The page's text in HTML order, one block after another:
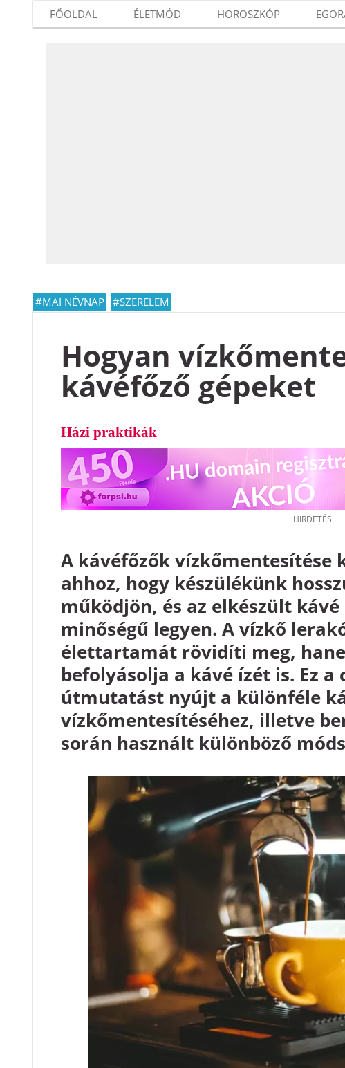
FŐOLDAL ÉLETMÓD HOROSZKÓP
Hogyan
kávéfőző gépeket
Házi praktikák
A kávéfőzők vízkőmentesítése
ahhoz, hogy készülékünk
működjön, és az elkészült
minőségű legyen. A vízkő
élettartamát rövidíti meg,
befolyásolja a kávé ízét is. Ez a
útmutatást nyújt a különféle
vízkőmentesítéséhez, illetve
során használt különböző